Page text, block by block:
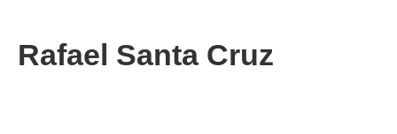
Rafael Santa Cruz